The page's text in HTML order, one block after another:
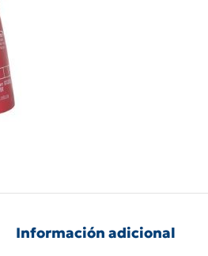
Información adicional